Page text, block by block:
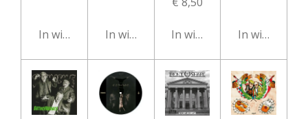
In winkelwagenIn winkelwagenIn winkelwagen
In